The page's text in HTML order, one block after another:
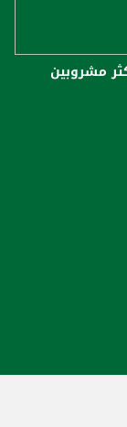
مشروبين